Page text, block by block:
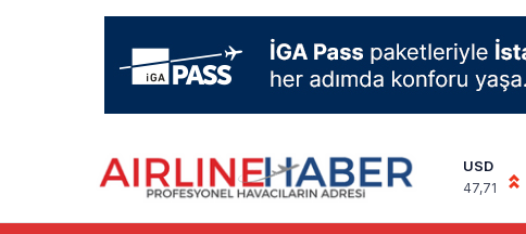
USD
47,71